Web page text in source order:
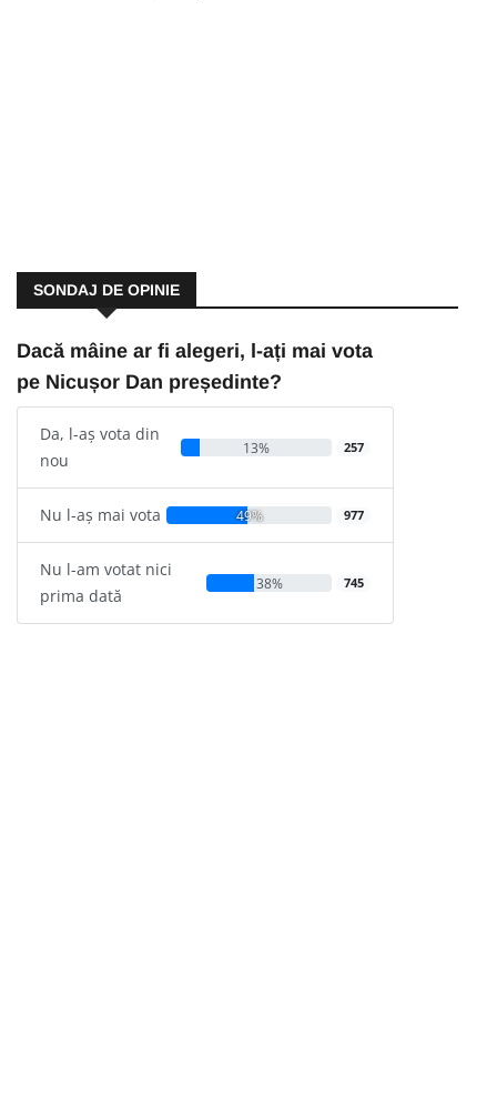
SONDAJ DE OPINIE
Dacă mâine ar fi alegeri, l-ați mai vota
pe Nicușor Dan președinte?
Da, l-aș vota din
nou
13% 257
Nu l-aș mai vota 49% 977
Nu l-am votat nici
prima dată
38% 745